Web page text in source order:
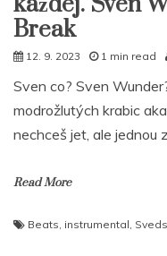
Break
12. 9. 2023 1 min read
Sven co? Sven
modrožlutých krabic
nechceš jet, ale jednou
Read More
Beats instrumental